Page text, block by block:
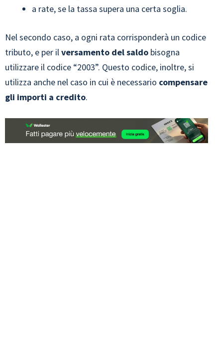
a rate, se la tassa supera una certa soglia.
Nel secondo caso, a ogni rata corrisponderà un codice
tributo, e per ilversamento del saldo bisogna
utilizzare il codice “2003”. Questo codice, inoltre, si
utilizza anche nel caso in cui è necessario compensare
gli importi a credito.